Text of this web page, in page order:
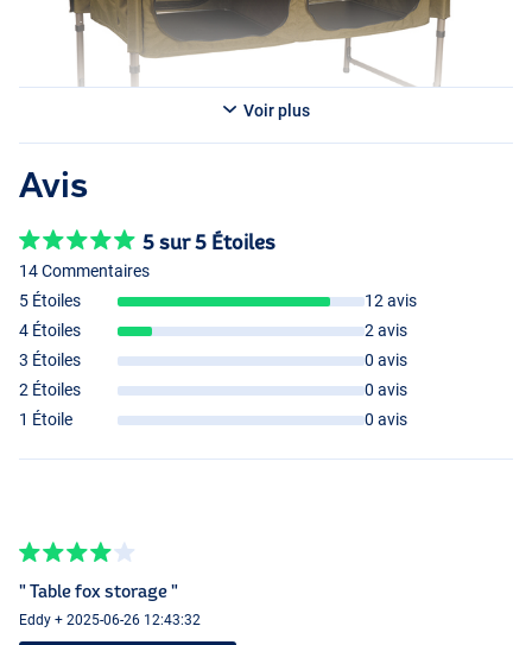
Voir plus
Avis
5 sur 5 Étoiles
14 Commentaires
5 Étoiles
12 avis
4 Étoiles
2 avis
3 Étoiles
0 avis
2 Étoiles
0 avis
1 Étoile
0 avis
" Table fox storage "
Eddy + 2025-06-26 12:43:32